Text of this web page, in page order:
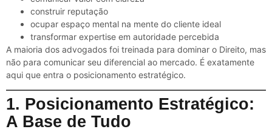
construir reputação
ocupar espaço mental na mente do cliente ideal
transformar expertise em autoridade percebida
A maioria dos advogados foi treinada para dominar o Direito, mas
não para comunicar seu diferencial ao mercado. É exatamente
aqui que entra o posicionamento estratégico.
1. Posicionamento Estratégico:
A Base de Tudo